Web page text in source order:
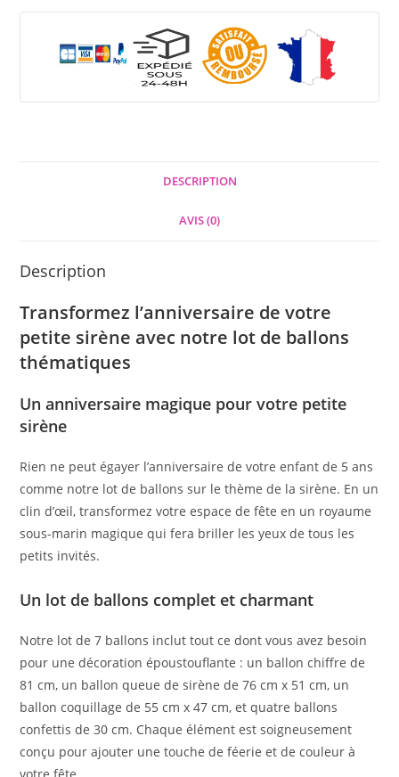
DESCRIPTION
AVIS (0)
Description
Transformez l’anniversaire de votre
petite sirène avec notre lot de ballons
thématiques
Un anniversaire magique pour votre petite
sirène
Rien ne peut égayer l’anniversaire de votre enfant de 5 ans
comme notre lot de ballons sur le thème de la sirène. En un
clin d’œil, transformez votre espace de fête en un royaume
sous-marin magique qui fera briller les yeux de tous les
petits invités.
Un lot de ballons complet et charmant
Notre lot de 7 ballons inclut tout ce dont vous avez besoin
pour une décoration époustouflante : un ballon chiffre de
81 cm, un ballon queue de sirène de 76 cm x 51 cm, un
ballon coquillage de 55 cm x 47 cm, et quatre ballons
confettis de 30 cm. Chaque élément est soigneusement
conçu pour ajouter une touche de féerie et de couleur à